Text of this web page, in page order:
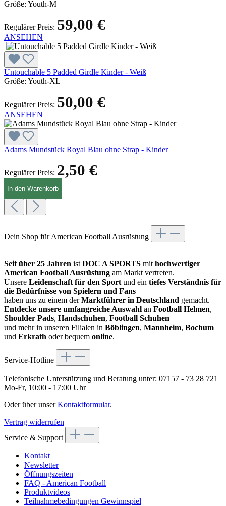
Größe: Youth-M
Regulärer Preis: 59,00 €
ANSEHEN
Untouchable 5 Padded Girdle Kinder - Weiß
Größe: Youth-XL
Regulärer Preis: 50,00 €
ANSEHEN
Adams Mundstück Royal Blau ohne Strap - Kinder
Regulärer Preis: 2,50 €
In den Warenkorb
Dein Shop für American Football Ausrüstung
Seit über 25 Jahren ist DOC A SPORTS mit hochwertiger
American Football Ausrüstung am Markt vertreten.
Unsere Leidenschaft für den Sport und ein tiefes Verständnis für
die Bedürfnisse von Spielern und Fans
haben uns zu einem derMarktführer in Deutschland gemacht.
Entdecke unsere umfangreiche Auswahl an Football Helmen,
Shoulder Pads, Handschuhen, Football Schuhen
und mehr in unseren Filialen in Böblingen, Mannheim, Bochum
und Erkrath oder bequem online.
Service-Hotline
Telefonische Unterstützung und Beratung unter: 07157 - 73 28 721
Mo-Fr, 10:00 - 17:00 Uhr
Oder über unserKontaktformular.
Vertrag widerrufen
Service & Support
Kontakt
Newsletter
Öffnungszeiten
FAQ - American Football
Produktvideos
Teilnahmebedingungen Gewinnspiel